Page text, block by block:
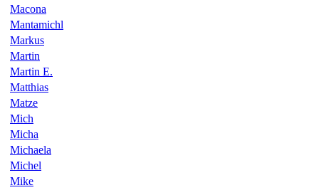
Macona
Mantamichl
Markus
Martin
Martin E.
Matthias
Matze
Mich
Micha
Michaela
Michel
Mike